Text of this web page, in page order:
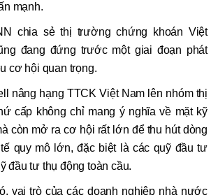
mạnh.
chia sẻ thị trường chứng khoán Việt
đang đứng trước một giai đoạn phát
cơ hội quan trọng.
nâng hạng TTCK Việt Nam lên nhóm thị
cấp không chỉ mang ý nghĩa về mặt kỹ
còn mở ra cơ hội rất lớn để thu hút dòng
quy mô lớn, đặc biệt là các quỹ đầu tư
đầu tư thụ động toàn cầu.
vai trò của các doanh nghiệp nhà nước